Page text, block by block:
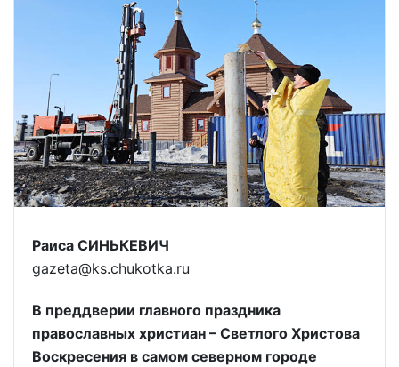
Раиса СИНЬКЕВИЧ
gazeta@ks.chukotka.ru
В преддверии главного праздника
православных христиан – Светлого Христова
Воскресения в самом северном городе